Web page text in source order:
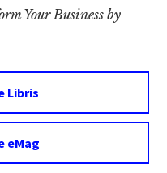
Your Business by
Libris
eMag